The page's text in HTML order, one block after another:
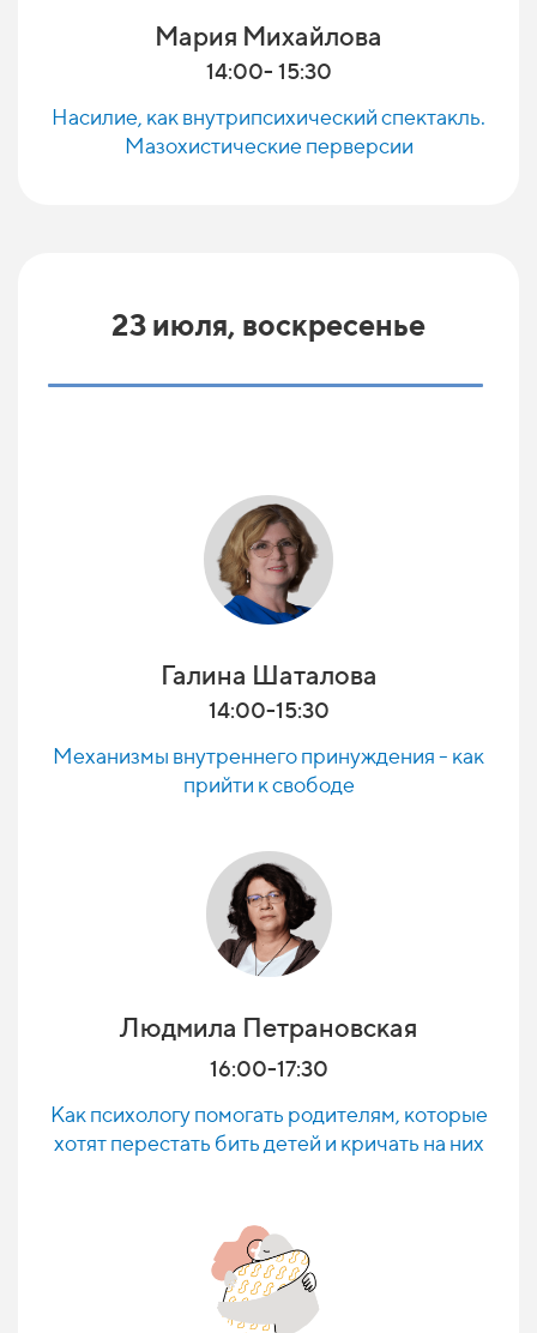
Мария Михайлова
14:00- 15:30
Насилие, как внутрипсихический спектакль.
Мазохистические перверсии
23 июля, воскресенье
Галина Шаталова
14:00-15:30
Механизмы внутреннего принуждения - как
прийти к свободе
Людмила Петрановская
16:00-17:30
Как психологу помогать родителям, которые
хотят перестать бить детей и кричать на них